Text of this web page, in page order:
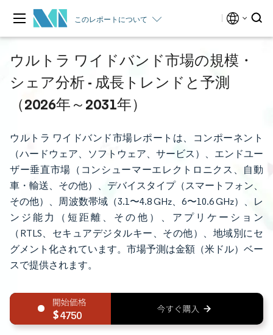
このレポートについて
ウルトラ ワイドバンド市場の規模・
シェア分析 - 成長トレンドと予測
（2026年～2031年）
ウルトラ ワイドバンド市場レポートは、コンポーネント
（ハードウェア、ソフトウェア、サービス）、エンドユー
ザー垂直市場（コンシューマーエレクトロニクス、自動
車・輸送、その他）、デバイスタイプ（スマートフォン、
その他）、周波数帯域（3.1〜4.8 GHz、6〜10.6 GHz）、レ
ンジ能力（短距離、その他）、アプリケーション
（RTLS、セキュアデジタルキー、その他）、地域別にセ
グメント化されています。市場予測は金額（米ドル）ベー
スで提供されます。
4750